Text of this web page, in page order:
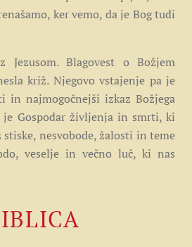
ker vemo, da je Bog tudi
Blagovest o Božjem
križ. Njegovo vstajenje pa je
in najmogočnejši izkaz Božjega
Gospodar življenja in smrti, ki
nesvobode, žalosti in teme
veselje in večno luč, ki nas